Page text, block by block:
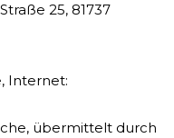
25, 81737
, Internet:
übermittelt durch